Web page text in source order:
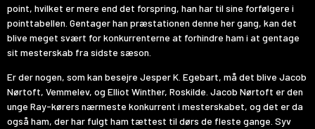
point, hvilket er mere end det forspring, han har til sine forfølgere i
pointtabellen. Gentager han præstationen denne her gang, kan det
blive meget svært for konkurrenterne at forhindre ham i at gentage
sit mesterskab fra sidste sæson.
Er der nogen, som kan besejre Jesper K. Egebart, må det blive Jacob
Nørtoft, Vemmelev, og Elliot Winther, Roskilde. Jacob Nørtoft er den
unge Ray-kørers nærmeste konkurrent i mesterskabet, og det er da
også ham, der har fulgt ham tættest til dørs de fleste gange. Syv